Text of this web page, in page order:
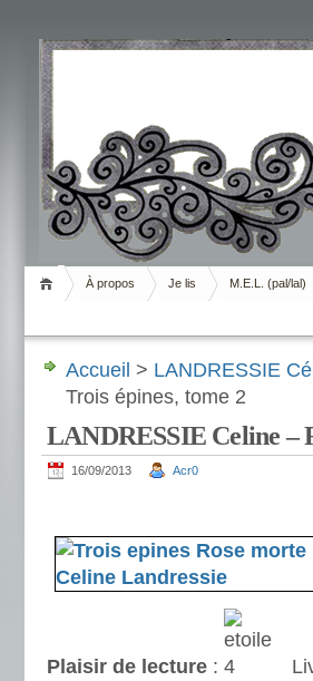
Livrement
À propos Je lis M.E.L. (pal/lal)
Accueil > LANDRESSIE
Trois épines, tome 2
LANDRESSIE Celine –
16/09/2013 Acr0
Plaisir de lecture :